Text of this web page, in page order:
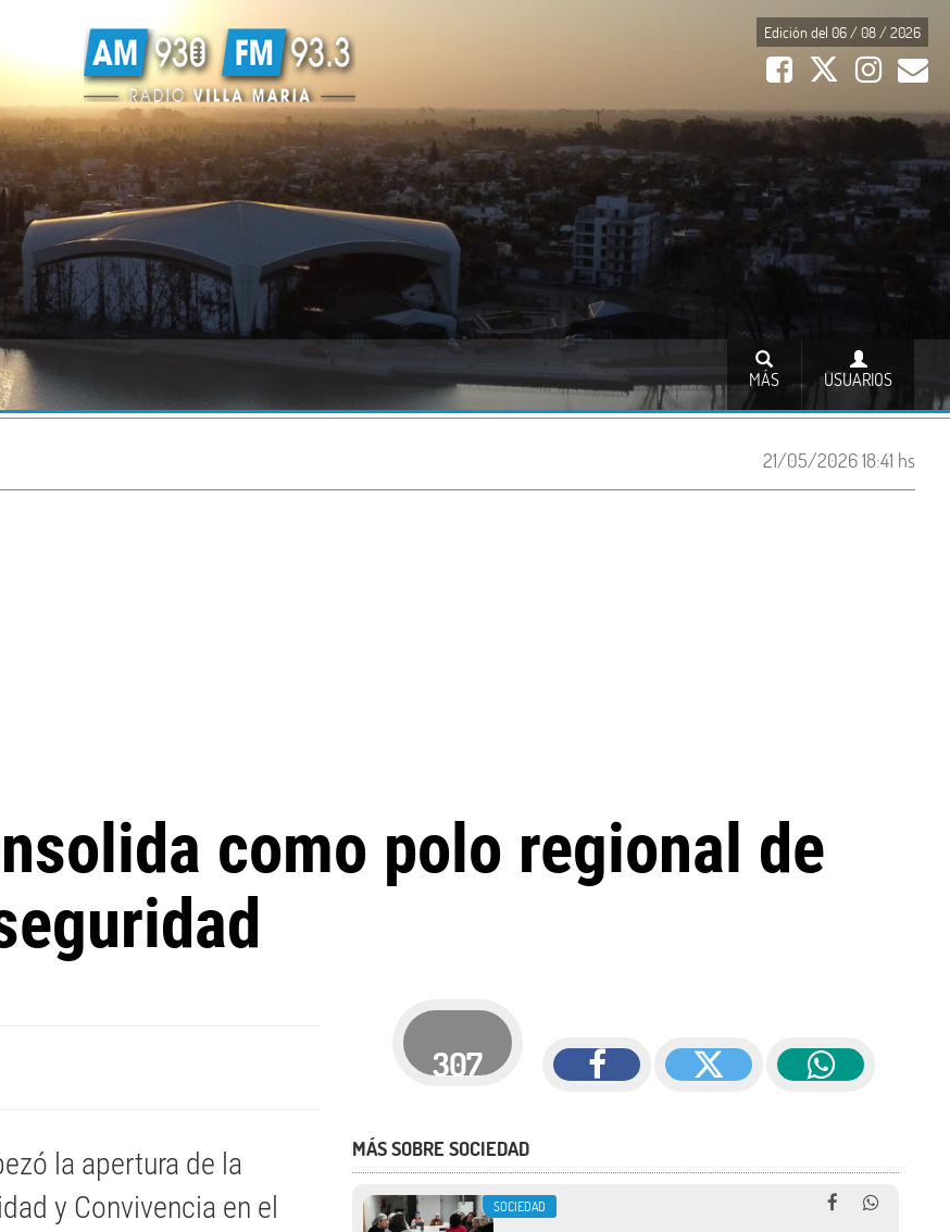
Edición del 06 / 08 / 2026
USUARIOS
MÁS
21/05/2026 18:41 hs
como polo regional de
la apertura de la
y Convivencia en el
307
MÁS SOBRE SOCIEDAD
SOCIEDAD